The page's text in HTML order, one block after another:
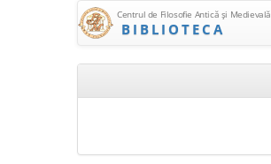
Centrul de Filosofie Antică şi Medievală
BIBLIOTECA